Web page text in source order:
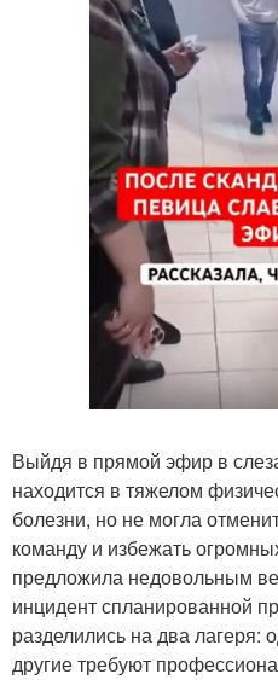
Выйдя в прямой эфир в
находится в тяжелом
болезни, но не могла
команду и избежать
предложила недовольным
инцидент спланированной
разделились на два лагеря:
другие требуют